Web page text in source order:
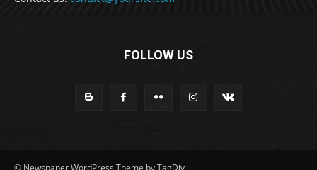
FOLLOW US
© Newspaper WordPress Theme by TagDiv